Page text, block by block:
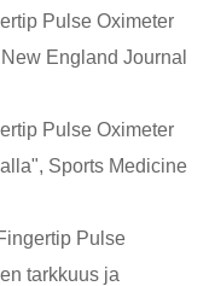
Pulse Oximeter
England Journal
Pulse Oximeter
Sports Medicine
Pulse
tarkkuus ja